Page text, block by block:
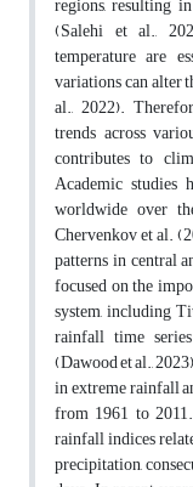
(Salehi et al.,
temperature are
variations can alter
al., 2022).
trends across
contributes to
Academic studies
worldwide over
Chervenkov et al.
patterns in central
focused on the
system, including
rainfall time
(Dawood et al.,
in extreme rainfall
from 1961 to
rainfall indices
precipitation,